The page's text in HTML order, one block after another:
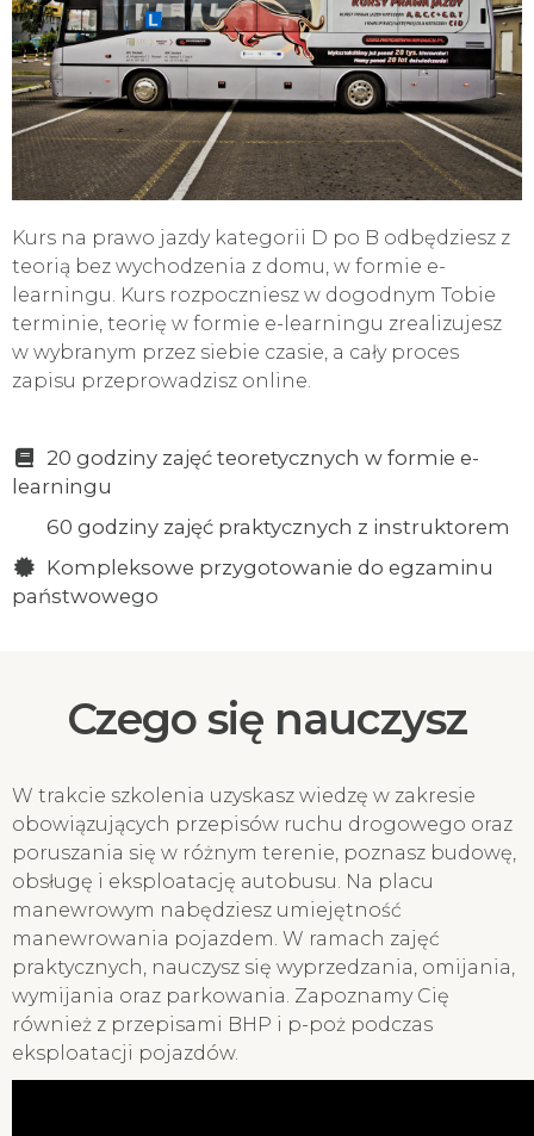
Kurs na prawo jazdy kategorii D po B odbędziesz z
teorią bez wychodzenia z domu, w formie e-
learningu. Kurs rozpoczniesz w dogodnym Tobie
terminie, teorię w formie e-learningu zrealizujesz
w wybranym przez siebie czasie, a cały proces
zapisu przeprowadzisz online.
20 godziny zajęć teoretycznych w formie e-
learningu
60 godziny zajęć praktycznych z instruktorem
Kompleksowe przygotowanie do egzaminu
państwowego
Czego się nauczysz
W trakcie szkolenia uzyskasz wiedzę w zakresie
obowiązujących przepisów ruchu drogowego oraz
poruszania się w różnym terenie, poznasz budowę,
obsługę i eksploatację autobusu. Na placu
manewrowym nabędziesz umiejętność
manewrowania pojazdem. W ramach zajęć
praktycznych, nauczysz się wyprzedzania, omijania,
wymijania oraz parkowania. Zapoznamy Cię
również z przepisami BHP i p-poż podczas
eksploatacji pojazdów.